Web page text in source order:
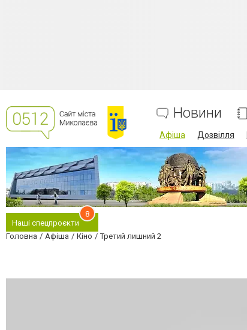
Новини
Афіша Дозвілля
Наші спецпроєкти
8
Головна Афіша Кіно Третий лишний 2